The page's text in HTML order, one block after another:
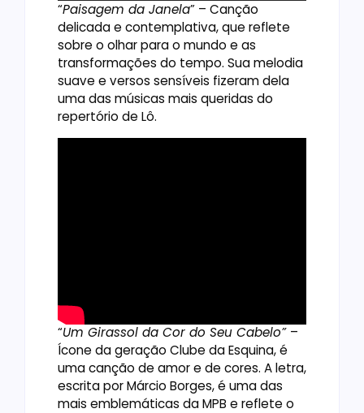
“Paisagem da Janela” – Canção
delicada e contemplativa, que reflete
sobre o olhar para o mundo e as
transformações do tempo. Sua melodia
suave e versos sensíveis fizeram dela
uma das músicas mais queridas do
repertório de Lô.
“Um Girassol da Cor do Seu Cabelo” –
Ícone da geração Clube da Esquina, é
uma canção de amor e de cores. A letra,
escrita por Márcio Borges, é uma das
mais emblemáticas da MPB e reflete o